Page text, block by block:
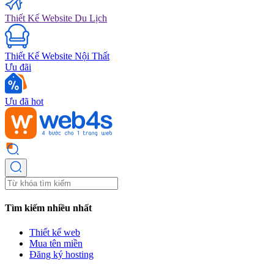
Thiết Kế Website Du Lịch
Thiết Kế Website Nội Thất
Ưu đãi
Ưu đã hot
Tìm kiếm nhiều nhất
Thiết kế web
Mua tên miền
Đăng ký hosting